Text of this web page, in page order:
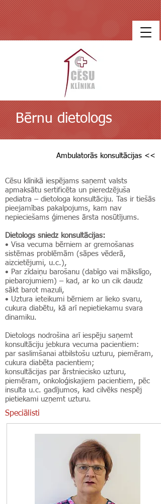
Bērnu dietologs
Ambulatorās konsultācijas <<
Cēsu klīnikā iespējams saņemt valsts
apmaksātu sertificēta un pieredzējuša
pediatra – dietologa konsultāciju. Tas ir tiešās
pieejamības pakalpojums, kam nav
nepieciešams ģimenes ārsta nosūtījums.
Dietologs sniedz konsultācijas:
• Visa vecuma bērniem ar gremošanas
sistēmas problēmām (sāpes vēderā,
aizcietējumi, u.c.),
• Par zīdaiņu barošanu (dabīgo vai mākslīgo,
piebarojumiem) – kad, ar ko un cik daudz
sākt barot mazuli,
• Uztura ieteikumi bērniem ar lieko svaru,
cukura diabētu, kā arī nepietiekamu svara
dinamiku.
Dietologs nodrošina arī iespēju saņemt
konsultāciju jebkura vecuma pacientiem:
par saslimšanai atbilstošu uzturu, piemēram,
cukura diabēta pacientiem;
konsultācijas par ārstniecisko uzturu,
piemēram, onkoloģiskajiem pacientiem, pēc
insulta u.c. gadījumos, kad cilvēks nespēj
pietiekami uzņemt uzturu.
Speciālisti